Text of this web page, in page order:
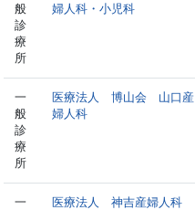
般
診
療
所
婦人科・小児科
一
般
診
療
所
医療法人 博山会 山口産
婦人科
一
医療法人 神吉産婦人科